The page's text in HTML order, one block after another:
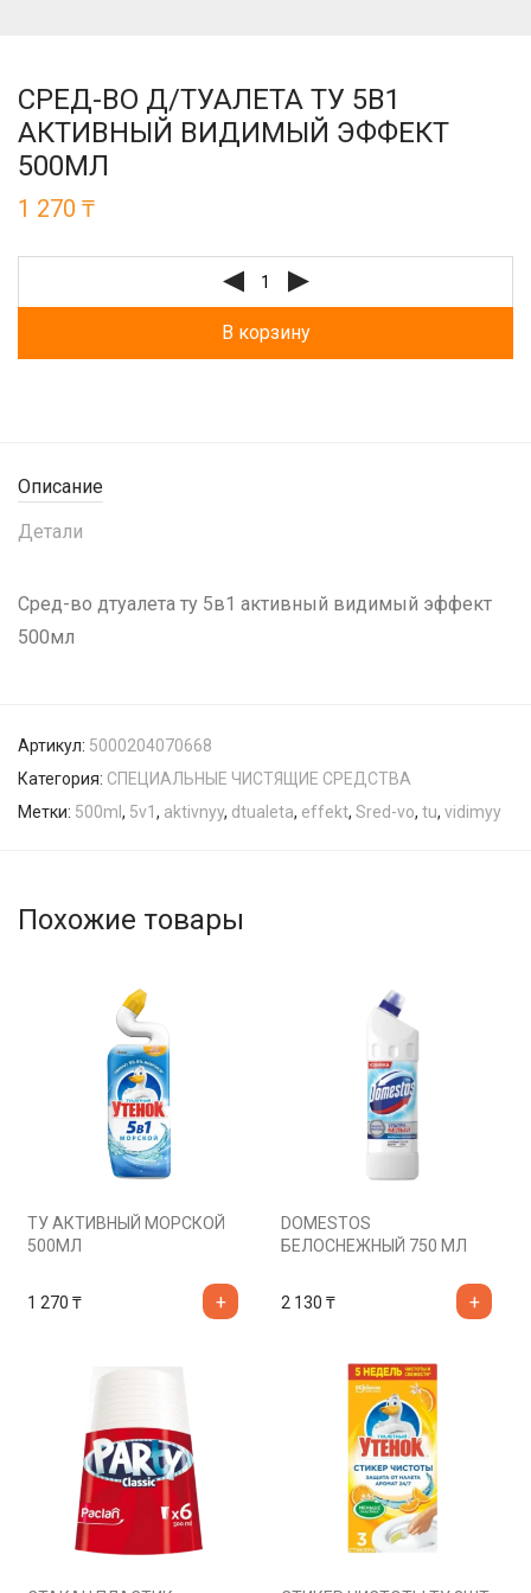
СРЕД-ВО Д/ТУАЛЕТА ТУ 5В1
АКТИВНЫЙ ВИДИМЫЙ ЭФФЕКТ
500МЛ
1 270 ₸
В корзину
Описание
Детали
Сред-во дтуалета ту 5в1 активный видимый эффект
500мл
Артикул: 5000204070668
Категория: СПЕЦИАЛЬНЫЕ ЧИСТЯЩИЕ СРЕДСТВА
Метки: 500ml , 5v1 , aktivnyy, dtualeta, effekt, Sred-vo, tu, vidimyy
Похожие товары
ТУ АКТИВНЫЙ МОРСКОЙ
500МЛ
1 270 ₸
DOMESTOS
БЕЛОСНЕЖНЫЙ 750 МЛ
2 130 ₸